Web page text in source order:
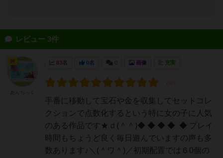
レビュー 3件
83名 0名 画像 充実
手番に移動して宝石や金を収集してセットコレ
クションで点数化するという特に女の子に人気
のある作品です★ｄ(＾＾)◆ ◆ ◆ ◆ ◆ プレイ
時間もちょうど良く毎日遊んでいますの声も多
数あります♪＼(＾ワ＾)／初期配置では６0個の
神